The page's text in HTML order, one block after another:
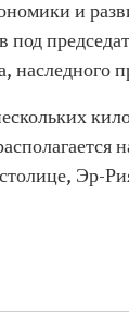
и
наследного
Эр-